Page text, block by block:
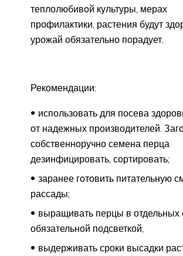
теплолюбивой культуры, мерах
профилактики, растения будут
урожай обязательно порадует.
Рекомендации:
использовать для посева
от надежных производителей.
собственноручно семена перца
дезинфицировать, сортировать;
заранее готовить питательную
рассады;
выращивать перцы в отдельных
обязательной подсветкой;
выдерживать сроки высадки